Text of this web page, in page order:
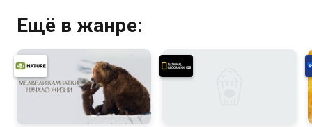
Ещё в жанре: